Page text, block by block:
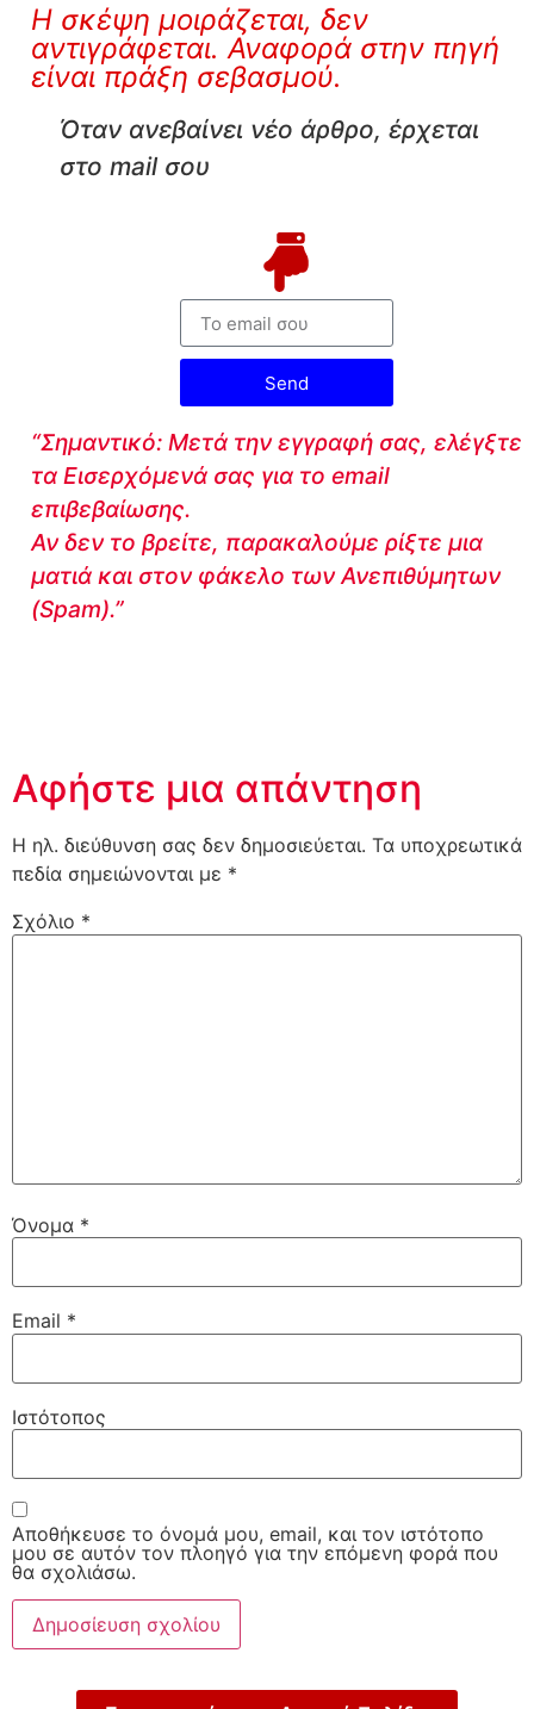
Η σκέψη μοιράζεται, δεν
αντιγράφεται. Αναφορά στην πηγή
είναι πράξη σεβασμού.
Όταν ανεβαίνει νέο άρθρο, έρχεται
στο mail σου
Send
“Σημαντικό: Μετά την εγγραφή σας, ελέγξτε
τα Εισερχόμενά σας για το email
επιβεβαίωσης.
Αν δεν το βρείτε, παρακαλούμε ρίξτε μια
ματιά και στον φάκελο των Ανεπιθύμητων
(Spam).”
Αφήστε μια απάντηση
Η ηλ. διεύθυνση σας δεν δημοσιεύεται. Τα υποχρεωτικά
πεδία σημειώνονται με *
Σχόλιο *
Όνομα *
Email *
Ιστότοπος
Αποθήκευσε το όνομά μου, email, και τον ιστότοπο
μου σε αυτόν τον πλοηγό για την επόμενη φορά που
θα σχολιάσω.